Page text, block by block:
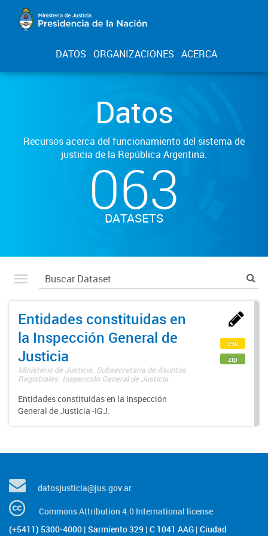
DATOS ORGANIZACIONES ACERCA
Datos
Recursos acerca del funcionamiento del sistema de
justicia de la República Argentina.
063
DATASETS
Entidades constituidas en
la Inspección General de
Justicia
Ministerio de Justicia. Subsecretaría de Asuntos
Registrales. Inspección General de Justicia
Entidades constituidas en la Inspección
General de Justicia -IGJ.
csv
zip
datosjusticia@jus.gov.ar
Commons Attribution 4.0 International license
(+5411) 5300-4000 | Sarmiento 329 | C 1041 AAG | Ciudad